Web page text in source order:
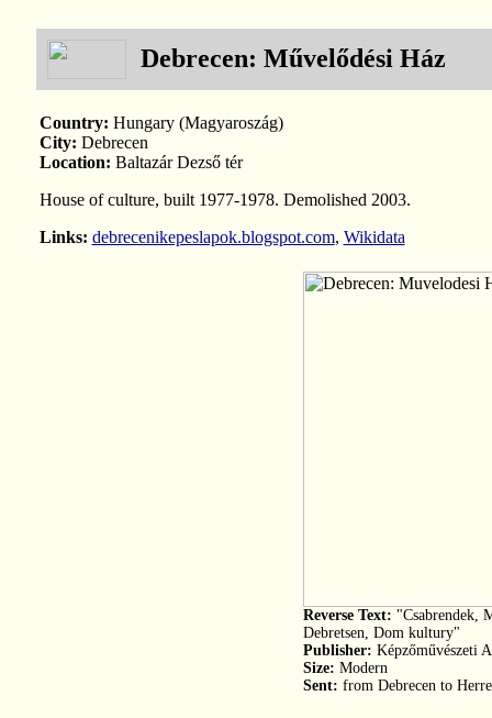
Debrecen: Művelődési Ház
Country: Hungary (Magyaroszág)
City: Debrecen
Location: Baltazár Dezső tér
House of culture, built 1977-1978. Demolished 2003.
Links: debrecenikepeslapok.blogspot.com, Wikidata
Reverse Text: "Csabrendek,
Debretsen, Dom kultury"
Publisher: Képzőművészeti
Size: Modern
Sent: from Debrecen to